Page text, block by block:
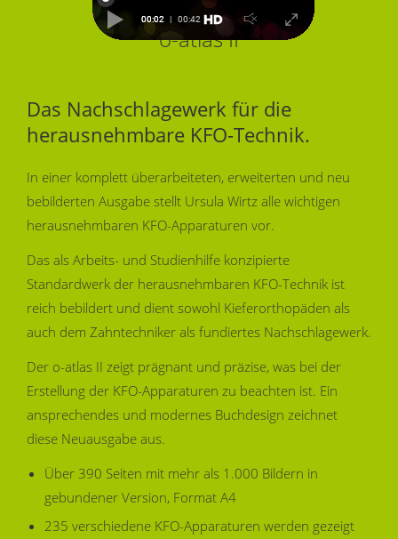
00:02 00:42
o-atlas II
Das Nachschlagewerk für die
herausnehmbare KFO-Technik.
In einer komplett überarbeiteten, erweiterten und neu
bebilderten Ausgabe stellt Ursula Wirtz alle wichtigen
herausnehmbaren KFO-Apparaturen vor.
Das als Arbeits- und Studienhilfe konzipierte
Standardwerk der herausnehmbaren KFO-Technik ist
reich bebildert und dient sowohl Kieferorthopäden als
auch dem Zahntechniker als fundiertes Nachschlagewerk.
Der o-atlas II zeigt prägnant und präzise, was bei der
Erstellung der KFO-Apparaturen zu beachten ist. Ein
ansprechendes und modernes Buchdesign zeichnet
diese Neuausgabe aus.
Über 390 Seiten mit mehr als 1.000 Bildern in
gebundener Version, Format A4
235 verschiedene KFO-Apparaturen werden gezeigt